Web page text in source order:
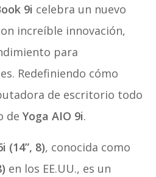
9i celebra un nuevo
increíble innovación,
para
Redefiniendo cómo
de escritorio todo
de Yoga AIO 9i.
(14”, 8), conocida como
en los EE.UU., es un